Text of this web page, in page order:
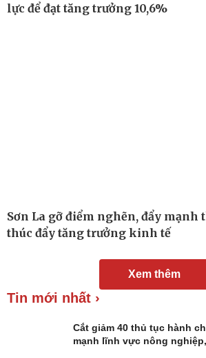
Chuyển đổi số
Nhi khoa
lực để đạt tăng trưởng 10,6%
Sơn La gỡ điểm nghẽn, đẩy mạnh
thúc đẩy tăng trưởng kinh tế
Xem thêm
Tin mới nhất ›
Cắt giảm 40 thủ tục hành
mạnh lĩnh vực nông